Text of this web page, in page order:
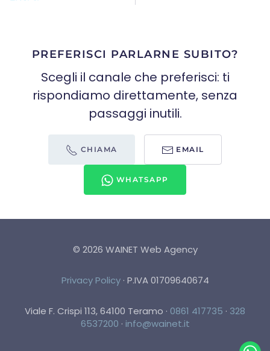
PREFERISCI PARLARNE SUBITO?
Scegli il canale che preferisci: ti
rispondiamo direttamente, senza
passaggi inutili.
CHIAMA EMAIL
WHATSAPP
© 2026 WAINET Web Agency
Privacy Policy · P.IVA 01709640674
Viale F. Crispi 113, 64100 Teramo · 0861 417735 · 328
6537200 · info@wainet.it